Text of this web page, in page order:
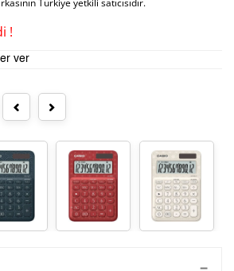
Türkiye yetkili satıcısıdır.
!
ver